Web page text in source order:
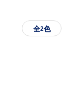
全2色